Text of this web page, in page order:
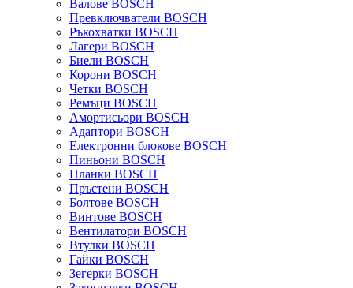
Валове BOSCH
Превключватели BOSCH
Ръкохватки BOSCH
Лагери BOSCH
Биели BOSCH
Корони BOSCH
Четки BOSCH
Ремъци BOSCH
Амортисьори BOSCH
Адаптори BOSCH
Електронни блокове BOSCH
Пиньони BOSCH
Планки BOSCH
Пръстени BOSCH
Болтове BOSCH
Винтове BOSCH
Вентилатори BOSCH
Втулки BOSCH
Гайки BOSCH
Зегерки BOSCH